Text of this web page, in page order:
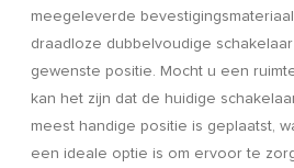
meegeleverde
draadloze dubbelvoudige
gewenste positie. Mocht u een
kan het zijn dat de huidige
meest handige positie is geplaatst,
een ideale optie is om ervoor te